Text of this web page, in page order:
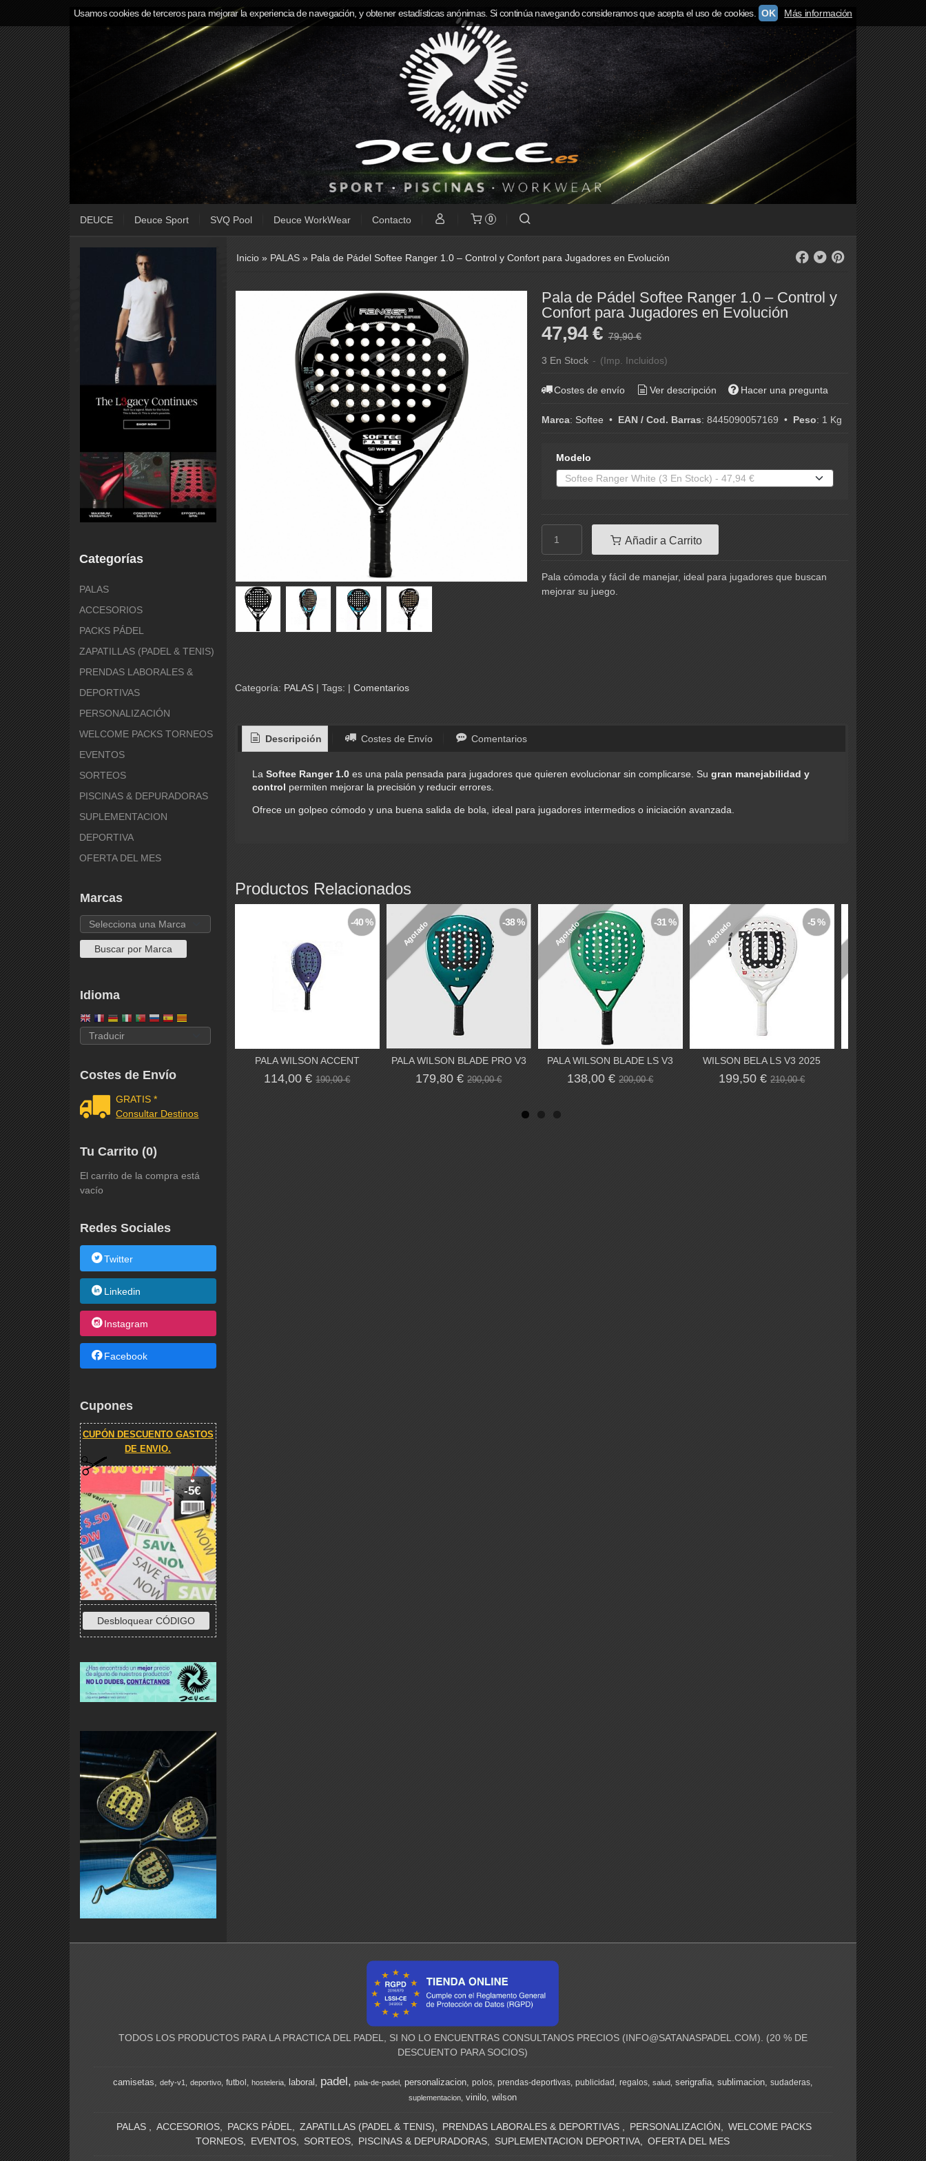
DEUCE Deuce Sport SVQ Pool Deuce WorkWear Contacto 0
Categorías
PALAS
ACCESORIOS
PACKS PÁDEL
ZAPATILLAS (PADEL & TENIS)
PRENDAS LABORALES &
DEPORTIVAS
PERSONALIZACIÓN
WELCOME PACKS TORNEOS
EVENTOS
SORTEOS
PISCINAS & DEPURADORAS
SUPLEMENTACION
DEPORTIVA
OFERTA DEL MES
Marcas
Idioma
Costes de Envío
GRATIS *
Consultar Destinos
Tu Carrito (0)
El carrito de la compra está
vacío
Redes Sociales
Twitter
Linkedin
Instagram
Facebook
Cupones
CUPÓN DESCUENTO GASTOS
DE ENVIO.
-5€
Inicio» PALAS » Pala de Pádel Softee Ranger 1.0 – Control y Confort para Jugadores en Evolución
Pala de Pádel Softee Ranger 1.0 – Control y
Confort para Jugadores en Evolución
47,94 € 79,90 €
3 En Stock - (Imp. Incluidos)
Costes de envío Ver descripción Hacer una pregunta
Marca: Softee• EAN / Cod. Barras: 8445090057169 • Peso: 1 Kg
Modelo
Añadir a Carrito
Pala cómoda y fácil de manejar, ideal para jugadores que buscan
mejorar su juego.
Categoría: PALAS | Tags: | Comentarios
Descripción Costes de Envío Comentarios
La Softee Ranger 1.0es una pala pensada para jugadores que quieren evolucionar sin complicarse. Su gran manejabilidad y
control permiten mejorar la precisión y reducir errores.
Ofrece un golpeo cómodo y una buena salida de bola, ideal para jugadores intermedios o iniciación avanzada.
Productos Relacionados
-40 %
PALA WILSON ACCENT
114,00 €190,00 €
Agotado -38 %
PALA WILSON BLADE PRO V3
179,80 €290,00 €
Agotado -31 %
PALA WILSON BLADE LS V3
138,00 €200,00 €
Agotado -5 %
WILSON BELA LS V3 2025
199,50 €210,00 €
TODOS LOS PRODUCTOS PARA LA PRACTICA DEL PADEL, SI NO LO ENCUENTRAS CONSULTANOS PRECIOS (INFO@SATANASPADEL.COM). (20 % DE
DESCUENTO PARA SOCIOS)
camisetas defy-v1 deportivo futbol hosteleria laboral padel pala-de-padel personalizacion polos prendas-deportivas publicidad regalos salud serigrafia sublimacion sudaderas
suplementacion vinilo wilson
PALAS ACCESORIOS PACKS PÁDEL ZAPATILLAS (PADEL & TENIS) PRENDAS LABORALES & DEPORTIVAS PERSONALIZACIÓN
WELCOME PACKS
TORNEOS
EVENTOS SORTEOS PISCINAS & DEPURADORAS SUPLEMENTACION DEPORTIVA OFERTA DEL MES
Usamos cookies de terceros para mejorar la experiencia de navegación, y obtener estadísticas anónimas. Si continúa navegando consideramos que acepta el uso de cookies. OK Más información